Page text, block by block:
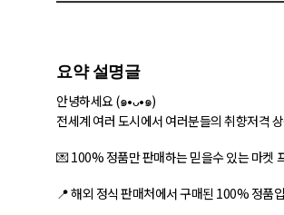
요약 설명글
안녕하세요 (๑•ᴗ•๑)
전세계 여러 도시에서 여러분들의 취향저격
💌 100% 정품만 판매하는 믿을수 있는 마켓
📍 해외 정식 판매처에서 구매된 100% 정품